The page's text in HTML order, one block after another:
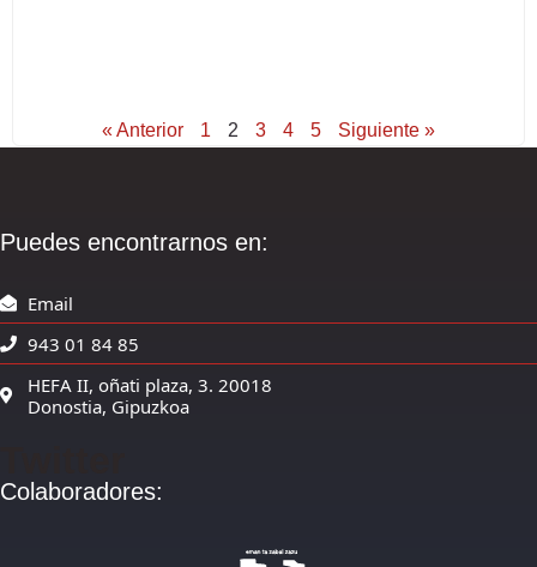
« Anterior 1 2 3 4 5 Siguiente »
Puedes encontrarnos en:
Email
943 01 84 85
HEFA II, oñati plaza, 3. 20018
Donostia, Gipuzkoa
Colaboradores: